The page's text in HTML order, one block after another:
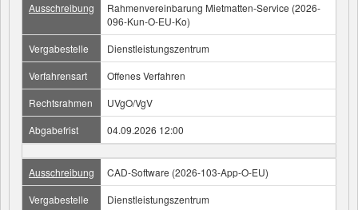
Ausschreibung
Rahmenvereinbarung Mietmatten-Service (2026-
096-Kun-O-EU-Ko)
Vergabestelle
Dienstleistungszentrum
Verfahrensart
Offenes Verfahren
Rechtsrahmen
UVgO/VgV
Abgabefrist
04.09.2026 12:00
Ausschreibung
CAD-Software (2026-103-App-O-EU)
Vergabestelle
Dienstleistungszentrum